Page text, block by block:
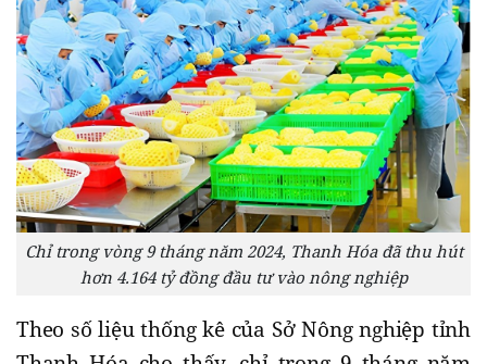
Chỉ trong vòng 9 tháng năm 2024, Thanh Hóa đã thu hút
hơn 4.164 tỷ đồng đầu tư vào nông nghiệp
Theo số liệu thống kê của Sở Nông nghiệp tỉnh